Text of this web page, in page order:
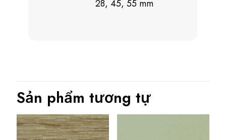
28, 45, 55 mm
Sản phẩm tương tự